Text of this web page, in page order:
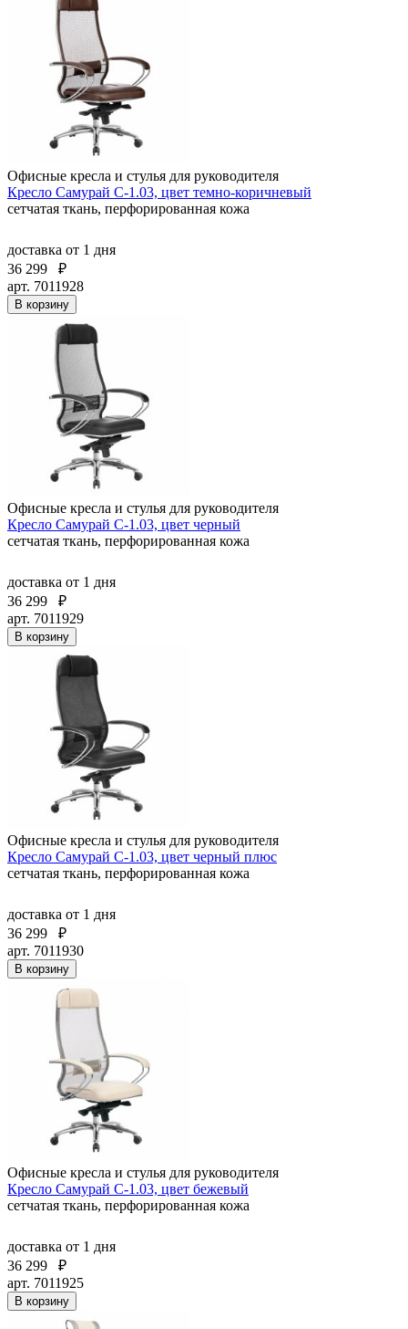
Офисные кресла и стулья для руководителя
Кресло Самурай С-1.03, цвет темно-коричневый
сетчатая ткань, перфорированная кожа
доставка от 1 дня
36 299
₽
арт. 7011928
В корзину
Офисные кресла и стулья для руководителя
Кресло Самурай С-1.03, цвет черный
сетчатая ткань, перфорированная кожа
доставка от 1 дня
36 299
₽
арт. 7011929
В корзину
Офисные кресла и стулья для руководителя
Кресло Самурай С-1.03, цвет черный плюс
сетчатая ткань, перфорированная кожа
доставка от 1 дня
36 299
₽
арт. 7011930
В корзину
Офисные кресла и стулья для руководителя
Кресло Самурай С-1.03, цвет бежевый
сетчатая ткань, перфорированная кожа
доставка от 1 дня
36 299
₽
арт. 7011925
В корзину